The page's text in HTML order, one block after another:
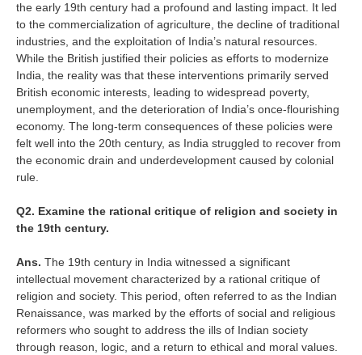
the early 19th century had a profound and lasting impact. It led
to the commercialization of agriculture, the decline of traditional
industries, and the exploitation of India’s natural resources.
While the British justified their policies as efforts to modernize
India, the reality was that these interventions primarily served
British economic interests, leading to widespread poverty,
unemployment, and the deterioration of India’s once-flourishing
economy. The long-term consequences of these policies were
felt well into the 20th century, as India struggled to recover from
the economic drain and underdevelopment caused by colonial
rule.
Q2. Examine the rational critique of religion and society in
the 19th century.
Ans. The 19th century in India witnessed a significant
intellectual movement characterized by a rational critique of
religion and society. This period, often referred to as the Indian
Renaissance, was marked by the efforts of social and religious
reformers who sought to address the ills of Indian society
through reason, logic, and a return to ethical and moral values.